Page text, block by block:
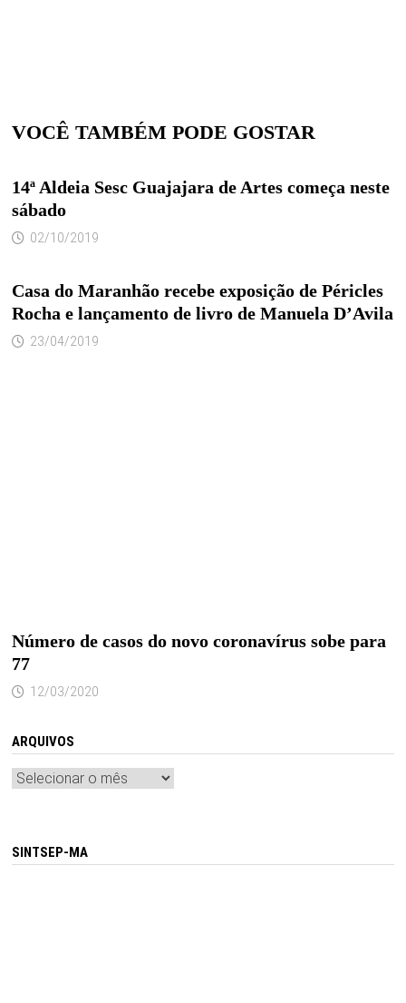
VOCÊ TAMBÉM PODE GOSTAR
14ª Aldeia Sesc Guajajara de Artes começa neste
sábado
02/10/2019
Casa do Maranhão recebe exposição de Péricles
Rocha e lançamento de livro de Manuela D’Avila
23/04/2019
Número de casos do novo coronavírus sobe para
77
12/03/2020
ARQUIVOS
Arquivos
SINTSEP-MA